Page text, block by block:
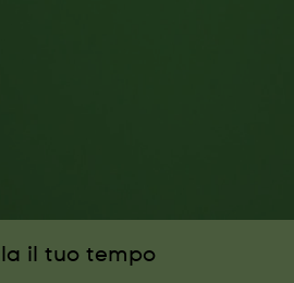
il tuo tempo